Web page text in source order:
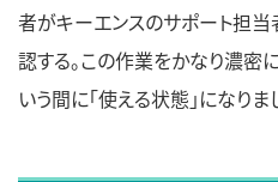
者がキーエンスのサポート担
認する。この作業をかなり濃密
いう間に「使える状態」になりま